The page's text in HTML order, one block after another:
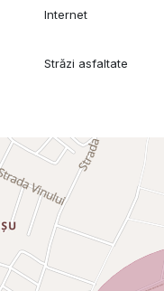
Internet
Străzi asfaltate